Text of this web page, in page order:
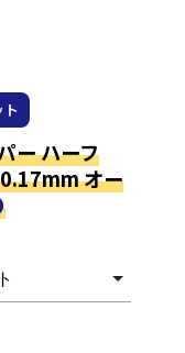
ー ハーフ
オー